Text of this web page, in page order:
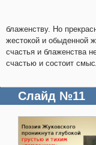
блаженству. Но
жестокой и обыденной
счастья и блаженства
счастью и состоит
Слайд №11